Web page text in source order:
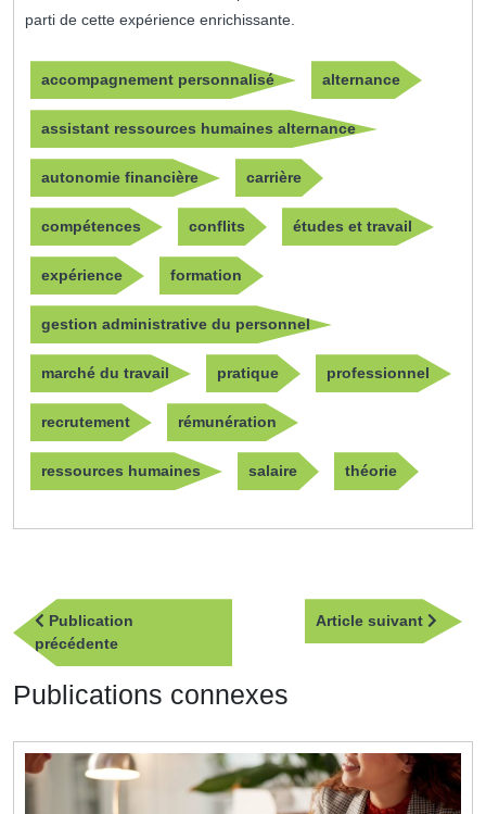
parti de cette expérience enrichissante.
accompagnement personnalisé alternance
assistant ressources humaines alternance
autonomie financière carrière
compétences conflits études et travail
expérience formation
gestion administrative du personnel
marché du travail pratique professionnel
recrutement rémunération
ressources humaines salaire théorie
Navigation
de
l’article
Publication
précédentePublication
précédente
Article suivant
Article
Publications connexes